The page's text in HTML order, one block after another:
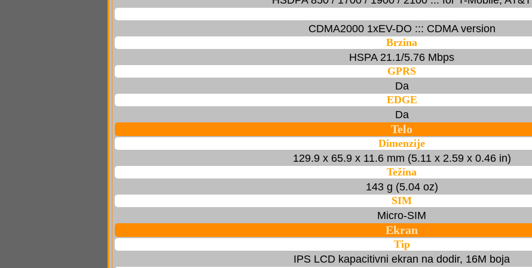
CDMA2000 1xEV-DO ::: CDMA version
Brzina
HSPA 21.1/5.76 Mbps
GPRS
Da
EDGE
Da
Telo
Dimenzije
129.9 x 65.9 x 11.6 mm (5.11 x 2.59 x 0.46 in)
Težina
143 g (5.04 oz)
SIM
Micro-SIM
Ekran
Tip
IPS LCD kapacitivni ekran na dodir, 16M boja